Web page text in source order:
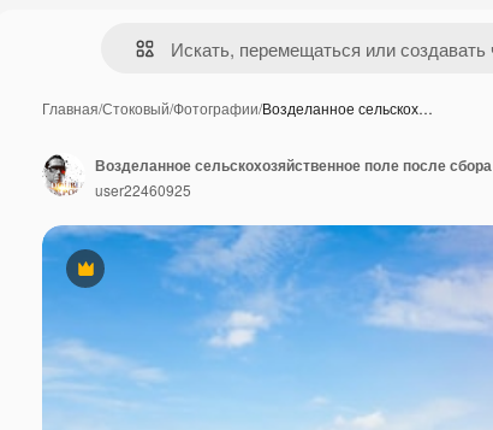
Главная/Стоковый/Фотографии/Возделанное сельскох…
Премиум
user22460925